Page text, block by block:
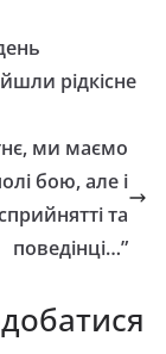
рідкісне
ми маємо
бою, але і
та
поведінці…”